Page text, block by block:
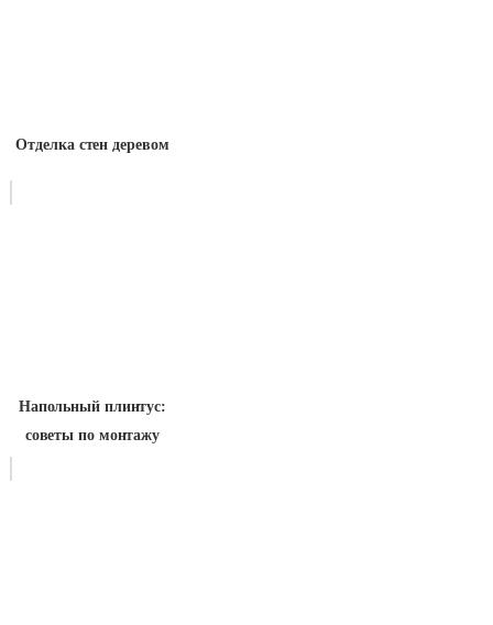
Отделка стен деревом
Напольный плинтус:
советы по монтажу